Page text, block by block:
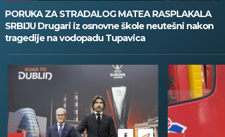
PORUKA ZA STRADALOG MATEA RASPLAKALA
SRBIJU Drugari iz osnovne škole neutešni nakon
tragedije na vodopadu Tupavica